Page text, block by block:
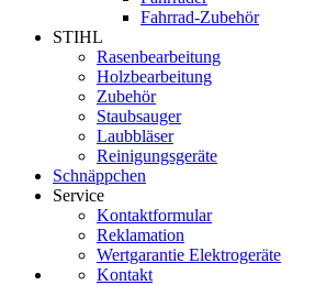
Fahrrad-Zubehör
STIHL
Rasenbearbeitung
Holzbearbeitung
Zubehör
Staubsauger
Laubbläser
Reinigungsgeräte
Schnäppchen
Service
Kontaktformular
Reklamation
Wertgarantie Elektrogeräte
Kontakt